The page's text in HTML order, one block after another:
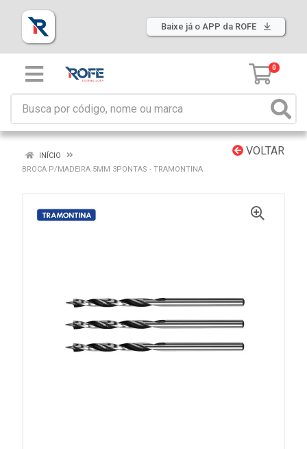
Baixe já o APP da ROFE
0
VOLTAR
INÍCIO
BROCA P/MADEIRA 5MM 3PONTAS - TRAMONTINA